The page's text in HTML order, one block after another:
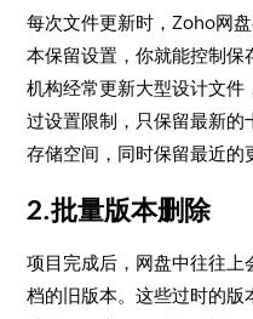
每次文件更新时，Zoho网
本保留设置，你就能控制
机构经常更新大型设计文件
过设置限制，只保留最新
存储空间，同时保留最近的
​2.批量版本删除
项目完成后，网盘中往往上
档的旧版本。这些过时的